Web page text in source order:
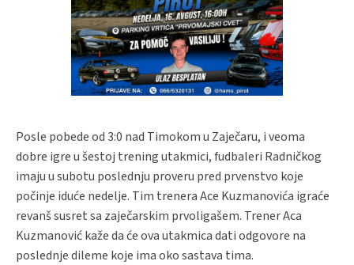
Posle pobede od 3:0 nad Timokom u Zaječaru, i veoma
dobre igre u šestoj trening utakmici, fudbaleri Radničkog
imaju u subotu poslednju proveru pred prvenstvo koje
počinje iduće nedelje. Tim trenera Ace Kuzmanovića igraće
revanš susret sa zaječarskim prvoligašem. Trener Aca
Kuzmanović kaže da će ova utakmica dati odgovore na
poslednje dileme koje ima oko sastava tima.